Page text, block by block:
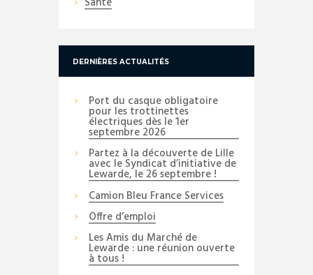
DERNIÈRES ACTUALITÉS
Port du casque obligatoire
pour les trottinettes
électriques dès le 1er
septembre 2026
Partez à la découverte de Lille
avec le Syndicat d’initiative de
Lewarde, le 26 septembre !
Camion Bleu France Services
Offre d’emploi
Les Amis du Marché de
Lewarde : une réunion ouverte
à tous !